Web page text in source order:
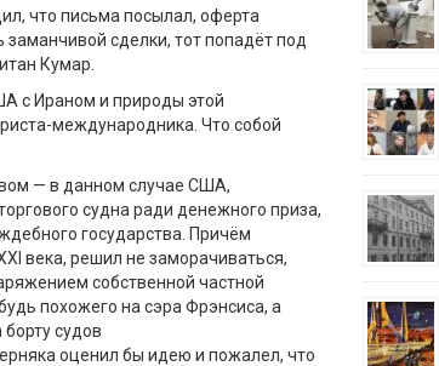
что письма посылал, оферта
заманчивой сделки, тот попадёт под
Кумар
с Ираном и природы этой
международника. Что собой
— в данном случае США,
судна ради денежного приза,
государства. Причём
века, решил не заморачиваться,
собственной частной
похожего на сэра Фрэнсиса, а
судов
оценил бы идею и пожалел, что